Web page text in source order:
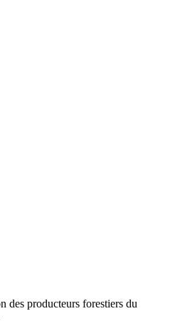
producteurs forestiers du